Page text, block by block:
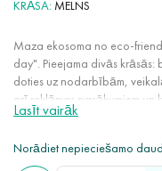
KRĀSA MELNS
Maza ekosoma no eco-
day". Pieejama divās
doties uz nodarbībām,
arī reklāmas pasākumiem un
ērtas ikdienas lietošanā:
materiāls, jo to var atkārtoti
Lasīt vairāk
Norādiet nepieciešamo